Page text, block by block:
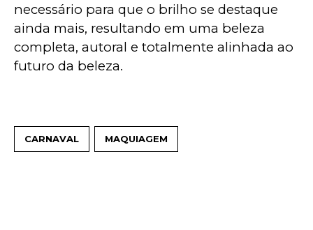
necessário para que o brilho se destaque
ainda mais, resultando em uma beleza
completa, autoral e totalmente alinhada ao
futuro da beleza.
CARNAVAL MAQUIAGEM